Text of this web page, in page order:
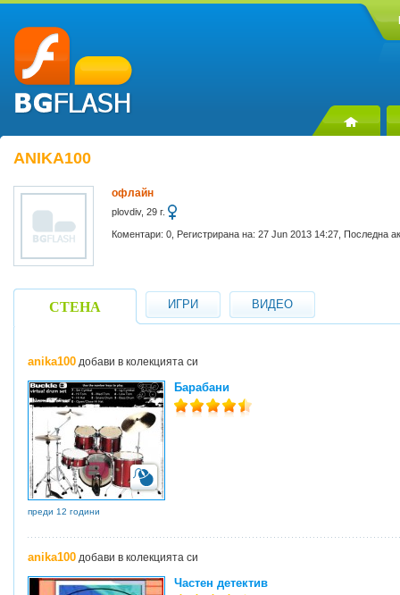
ANIKA100
офлайн
plovdiv, 29 г.
Коментари: 0, Регистрирана на: 27 Jun 2013 14:27, Последна
СТЕНА ИГРИ ВИДЕО
anika100 добави в колекцията си
Барабани
преди 12 години
anika100 добави в колекцията си
Частен детектив